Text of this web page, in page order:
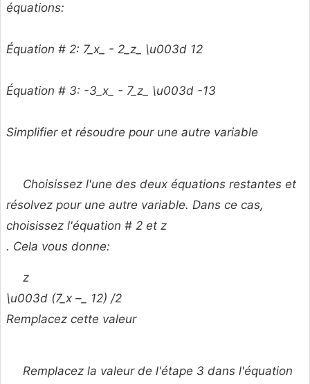
équations:
Équation # 2: 7_x_ - 2_z_ \u003d 12
Équation # 3: -3_x_ - 7_z_ \u003d -13
Simplifier et résoudre pour une autre variable
Choisissez l'une des deux équations restantes et
résolvez pour une autre variable. Dans ce cas,
choisissez l'équation # 2 et z
. Cela vous donne:
z
\u003d (7_x –_ 12) /2
Remplacez cette valeur
Remplacez la valeur de l'étape 3 dans l'équation